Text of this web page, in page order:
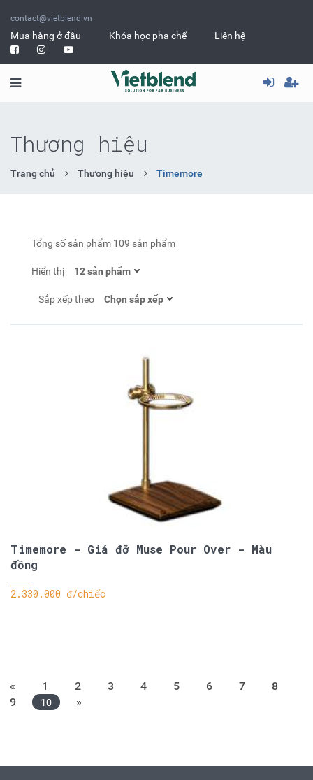
contact@vietblend.vn
Mua hàng ở đâu Khóa học pha chế Liên hệ
Thương hiệu
Trang chủ Thương hiệu Timemore
Tổng số sản phẩm 109 sản phẩm
Hiển thị
Sắp xếp theo
Timemore - Giá đỡ Muse Pour Over - Màu
đồng
2.330.000 đ/chiếc
« 1 2 3 4 5 6 7
8
9
10 »